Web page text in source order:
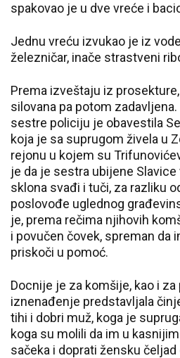
spakovao je u dve vreće i
Jednu vreću izvukao je iz
železničar, inače strastveni
Prema izveštaju iz
silovana pa potom
sestre policiju je obavestila
koja je sa suprugom živela u
rejonu u kojem su
je da je sestra ubijene Slavice
sklona svađi i tuči, za razliku
poslovođe uglednog
je, prema rečima njihovih
i povučen čovek, spreman da
priskoči u pomoć.
Docnije je za komšije, kao i
iznenađenje predstavljala
tihi i dobri muž, koga je
koga su molili da im u
sačeka i doprati žensku čeljad